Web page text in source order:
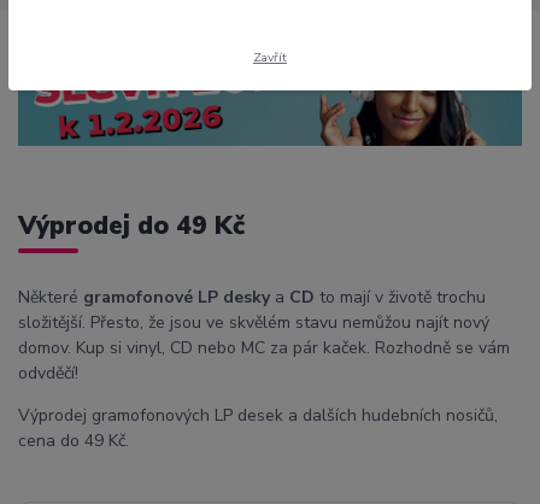
Výprodej do 49 Kč
Některé gramofonové LP desky a CD to mají v životě trochu
složitější. Přesto, že jsou ve skvělém stavu nemůžou najít nový
domov. Kup si vinyl, CD nebo MC za pár kaček. Rozhodně se vám
odvděčí!
Výprodej gramofonových LP desek a dalších hudebních nosičů,
cena do 49 Kč.
Zavřít